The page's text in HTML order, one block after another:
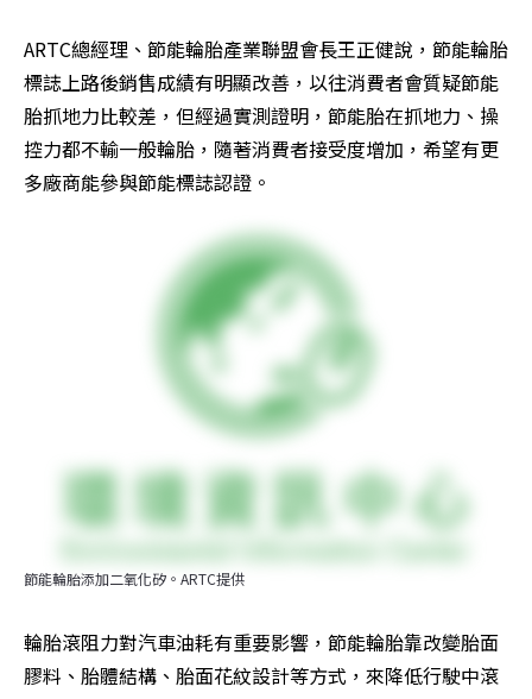
ARTC總經理、節能輪胎產業聯盟會長王正健說，節能輪胎
標誌上路後銷售成績有明顯改善，以往消費者會質疑節能
胎抓地力比較差，但經過實測證明，節能胎在抓地力、操
控力都不輸一般輪胎，隨著消費者接受度增加，希望有更
多廠商能參與節能標誌認證。
節能輪胎添加二氧化矽。ARTC提供
輪胎滾阻力對汽車油耗有重要影響，節能輪胎靠改變胎面
膠料、胎體結構、胎面花紋設計等方式，來降低行駛中滾